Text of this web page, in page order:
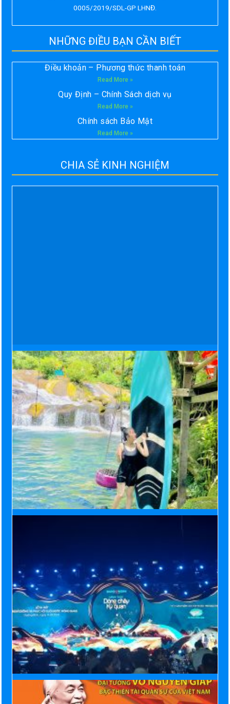
0005/2019/SDL-GP LHNĐ.
NHỮNG ĐIỀU BẠN CẦN BIẾT
Điều khoản – Phương thức thanh toán
Read More »
Quy Định – Chính Sách dịch vụ
Read More »
Chính sách Bảo Mật
Read More »
CHIA SẺ KINH NGHIỆM